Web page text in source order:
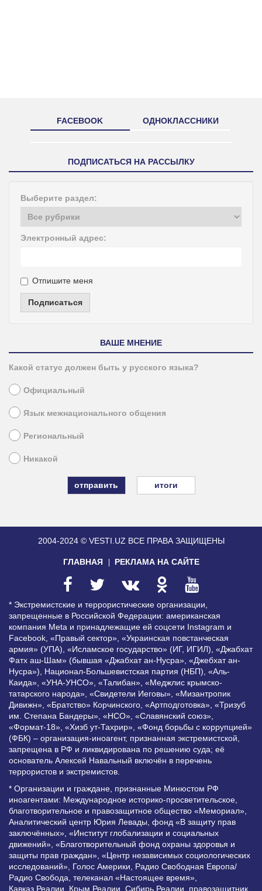
FACEBOOK ОДНОКЛАССНИКИ
ПОДПИСАТЬСЯ НА РАССЫЛКУ
Выберите раздел:
Электронный адрес:
Отпишите меня
Подписаться
ВАШЕ МНЕНИЕ
Какой статус должен быть у русского языка?
Официальный
Язык межнационального общения
Региональный
Никакой
итоги
2004-2024 © VESTI.UZ ВСЕ ПРАВА ЗАЩИЩЕНЫ
ГЛАВНАЯ РЕКЛАМА НА САЙТЕ
* Экстремистские и террористические организации,
запрещенные в Российской Федерации: американская
компания Meta и принадлежащие ей соцсети Instagram и
Facebook, «Правый сектор», «Украинская повстанческая
армия» (УПА), «Исламское государство» (ИГ, ИГИЛ), «Джабхат
Фатх аш-Шам» (бывшая «Джабхат ан-Нусра», «Джебхат ан-
Нусра»), Национал-Большевистская партия (НБП), «Аль-
Каида», «УНА-УНСО», «Талибан», «Меджлис крымско-
татарского народа», «Свидетели Иеговы», «Мизантропик
Дивижн», «Братство» Корчинского, «Артподготовка», «Тризуб
им. Степана Бандеры», «НСО», «Славянский союз»,
«Формат-18», «Хизб ут-Тахрир», «Фонд борьбы с коррупцией»
(ФБК) – организация-иноагент, признанная экстремистской,
запрещена в РФ и ликвидирована по решению суда; её
основатель Алексей Навальный включён в перечень
террористов и экстремистов.
* Организации и граждане, признанные Минюстом РФ
иноагентами: Международное историко-просветительское,
благотворительное и правозащитное общество «Мемориал»,
Аналитический центр Юрия Левады, фонд «В защиту прав
заключённых», «Институт глобализации и социальных
движений», «Благотворительный фонд охраны здоровья и
защиты прав граждан», «Центр независимых социологических
исследований», Голос Америки, Радио Свободная Европа/
Радио Свобода, телеканал «Настоящее время»,
Кавказ.Реалии, Крым.Реалии, Сибирь.Реалии, правозащитник